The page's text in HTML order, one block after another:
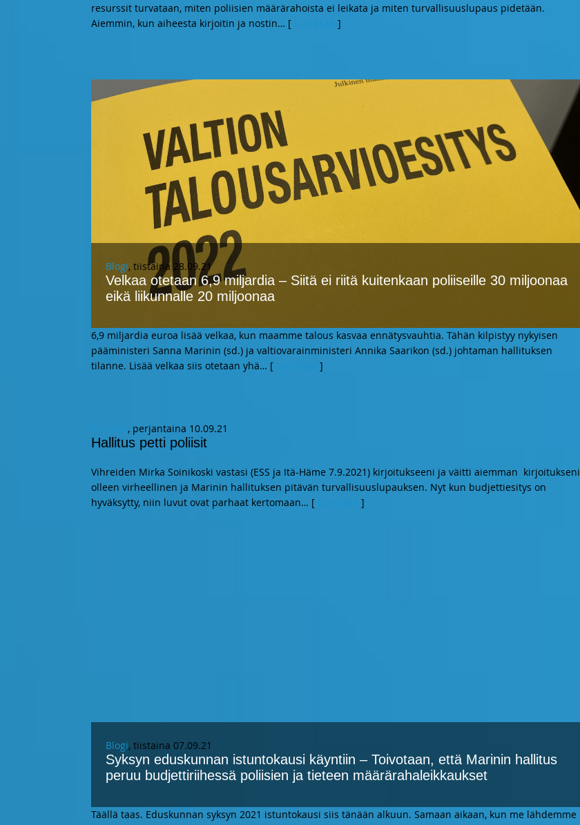
resurssit turvataan, miten poliisien määrärahoista ei leikata ja miten turvallisuuslupaus pidetään.
Aiemmin, kun aiheesta kirjoitin ja nostin… [ ]
Blogi, tiistaina 28.09.21
Velkaa otetaan 6,9 miljardia – Siitä ei riitä kuitenkaan poliiseille 30 miljoonaa
eikä liikunnalle 20 miljoonaa
6,9 miljardia euroa lisää velkaa, kun maamme talous kasvaa ennätysvauhtia. Tähän kilpistyy nykyisen
pääministeri Sanna Marinin (sd.) ja valtiovarainministeri Annika Saarikon (sd.) johtaman hallituksen
tilanne. Lisää velkaa siis otetaan yhä… [ ]
, perjantaina 10.09.21
Hallitus petti poliisit
Vihreiden Mirka Soinikoski vastasi (ESS ja Itä-Häme 7.9.2021) kirjoitukseeni ja väitti aiemman kirjoitukseni
olleen virheellinen ja Marinin hallituksen pitävän turvallisuuslupauksen. Nyt kun budjettiesitys on
hyväksytty, niin luvut ovat parhaat kertomaan… [ ]
Blogi, tiistaina 07.09.21
Syksyn eduskunnan istuntokausi käyntiin – Toivotaan, että Marinin hallitus
peruu budjettiriihessä poliisien ja tieteen määrärahaleikkaukset
Täällä taas. Eduskunnan syksyn 2021 istuntokausi siis tänään alkuun. Samaan aikaan, kun me lähdemme